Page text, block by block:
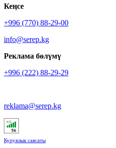
Кеӊсе
+996 (770) 88-29-00
info@serep.kg
Реклама бөлүмү
+996 (222) 88-29-29
reklama@serep.kg
Купуялык саясаты